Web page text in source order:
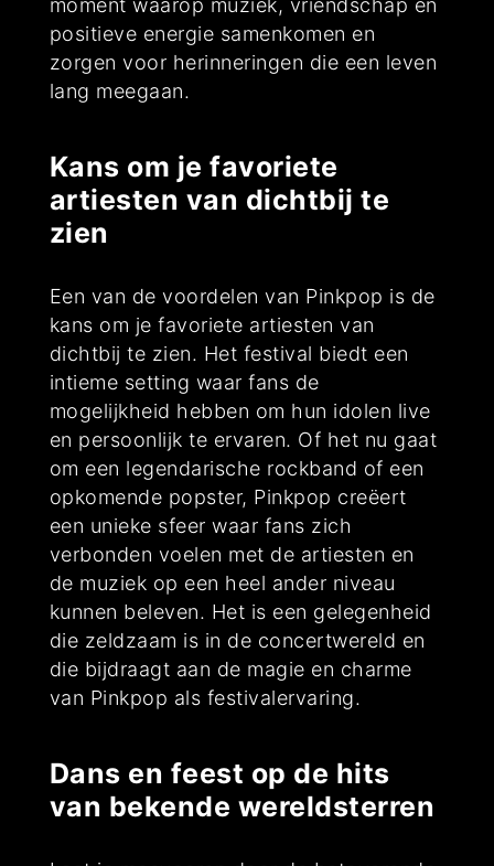
moment waarop muziek, vriendschap en
positieve energie samenkomen en
zorgen voor herinneringen die een leven
lang meegaan.
Kans om je favoriete
artiesten van dichtbij te
zien
Een van de voordelen van Pinkpop is de
kans om je favoriete artiesten van
dichtbij te zien. Het festival biedt een
intieme setting waar fans de
mogelijkheid hebben om hun idolen live
en persoonlijk te ervaren. Of het nu gaat
om een legendarische rockband of een
opkomende popster, Pinkpop creëert
een unieke sfeer waar fans zich
verbonden voelen met de artiesten en
de muziek op een heel ander niveau
kunnen beleven. Het is een gelegenheid
die zeldzaam is in de concertwereld en
die bijdraagt aan de magie en charme
van Pinkpop als festivalervaring.
Dans en feest op de hits
van bekende wereldsterren